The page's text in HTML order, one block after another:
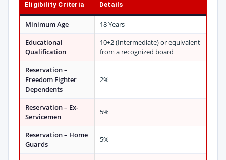
Eligibility Criteria Details
Minimum Age
18 Years
Educational
Qualification
10+2 (Intermediate) or equivalent
from a recognized board
Reservation –
Freedom Fighter
Dependents
2%
Reservation – Ex-
Servicemen
5%
Reservation – Home
Guards
5%